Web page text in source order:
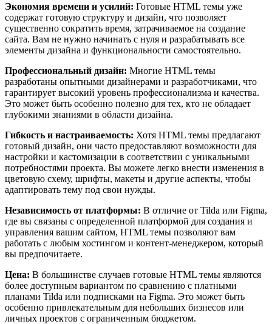
Экономия времени и усилий: Готовые HTML темы уже
содержат готовую структуру и дизайн, что позволяет
существенно сократить время, затрачиваемое на создание
сайта. Вам не нужно начинать с нуля и разрабатывать все
элементы дизайна и функциональности самостоятельно.
Профессиональный дизайн: Многие HTML темы
разработаны опытными дизайнерами и разработчиками, что
гарантирует высокий уровень профессионализма и качества.
Это может быть особенно полезно для тех, кто не обладает
глубокими знаниями в области дизайна.
Гибкость и настраиваемость: Хотя HTML темы предлагают
готовый дизайн, они часто предоставляют возможности для
настройки и кастомизации в соответствии с уникальными
потребностями проекта. Вы можете легко внести изменения в
цветовую схему, шрифты, макеты и другие аспекты, чтобы
адаптировать тему под свои нужды.
Независимость от платформы: В отличие от Tilda или Figma,
где вы связаны с определенной платформой для создания и
управления вашим сайтом, HTML темы позволяют вам
работать с любым хостингом и контент-менеджером, который
вы предпочитаете.
Цена: В большинстве случаев готовые HTML темы являются
более доступным вариантом по сравнению с платными
планами Tilda или подписками на Figma. Это может быть
особенно привлекательным для небольших бизнесов или
личных проектов с ограниченным бюджетом.